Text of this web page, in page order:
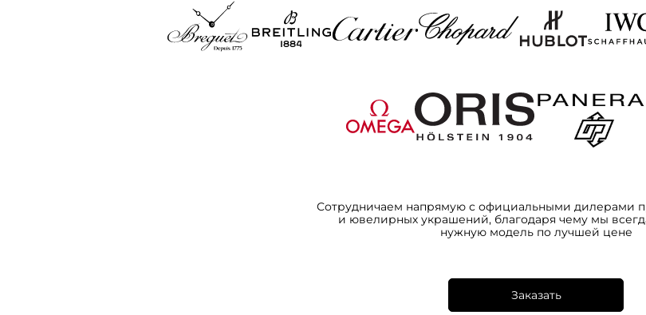
Сотрудничаем напрямую с официальными дилерами
и ювелирных украшений, благодаря чему мы
нужную модель по лучшей цене
Заказать